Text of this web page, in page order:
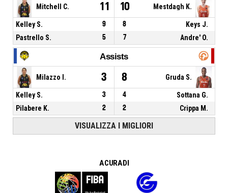
Mitchell C. 11 10 Mestdagh K.
Kelley S. 9 8
Keys J.
Pastrello S.
5 7 Andre' O.
Assists
Milazzo I. 3 8 Gruda S.
Kelley S. 3 4
Sottana G.
Pilabere K.
2 2 Crippa M.
VISUALIZZA I MIGLIORI
A CURA DI